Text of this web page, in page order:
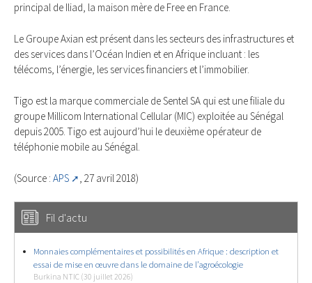
principal de Iliad, la maison mère de Free en France.
Le Groupe Axian est présent dans les secteurs des infrastructures et
des services dans l’Océan Indien et en Afrique incluant : les
télécoms, l’énergie, les services financiers et l’immobilier.
Tigo est la marque commerciale de Sentel SA qui est une filiale du
groupe Millicom International Cellular (MIC) exploitée au Sénégal
depuis 2005. Tigo est aujourd’hui le deuxième opérateur de
téléphonie mobile au Sénégal.
(Source : APS , 27 avril 2018)
Fil d'actu
Monnaies complémentaires et possibilités en Afrique : description et
essai de mise en œuvre dans le domaine de l’agroécologie
Burkina NTIC (30 juillet 2026)